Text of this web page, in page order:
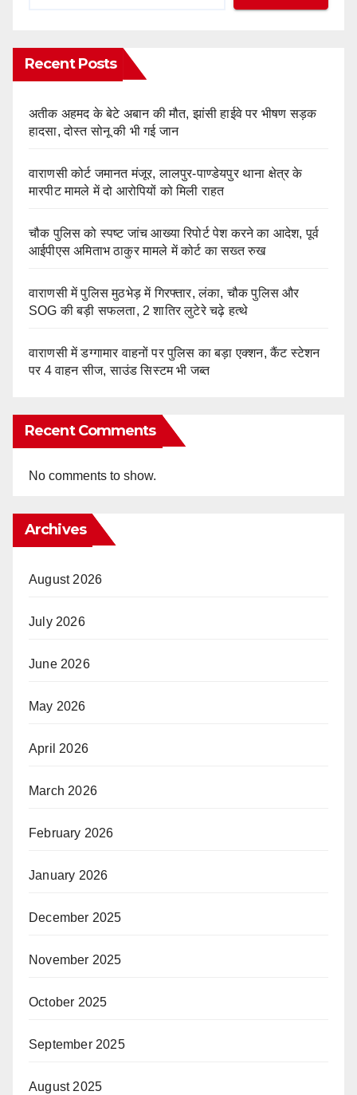
Recent Posts
अतीक अहमद के बेटे अबान की मौत, झांसी हाईवे पर भीषण सड़क
हादसा, दोस्त सोनू की भी गई जान
वाराणसी कोर्ट जमानत मंजूर, लालपुर-पाण्डेयपुर थाना क्षेत्र के
मारपीट मामले में दो आरोपियों को मिली राहत
चौक पुलिस को स्पष्ट जांच आख्या रिपोर्ट पेश करने का आदेश, पूर्व
आईपीएस अमिताभ ठाकुर मामले में कोर्ट का सख्त रुख
वाराणसी में पुलिस मुठभेड़ में गिरफ्तार, लंका, चौक पुलिस और
SOG की बड़ी सफलता, 2 शातिर लुटेरे चढ़े हत्थे
वाराणसी में डग्गामार वाहनों पर पुलिस का बड़ा एक्शन, कैंट स्टेशन
पर 4 वाहन सीज, साउंड सिस्टम भी जब्त
Recent Comments
No comments to show.
Archives
August 2026
July 2026
June 2026
May 2026
April 2026
March 2026
February 2026
January 2026
December 2025
November 2025
October 2025
September 2025
August 2025